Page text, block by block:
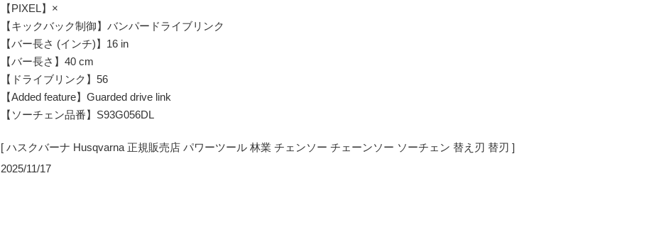
【PIXEL】×
【キックバック制御】バンパードライブリンク
【バー長さ (インチ)】16 in
【バー長さ】40 cm
【ドライブリンク】56
【Added feature】Guarded drive link
【ソーチェン品番】S93G056DL
[ ハスクバーナ Husqvarna 正規販売店 パワーツール 林業 チェンソー チェーンソー ソーチェン 替え刃 替刃 ]
2025/11/17